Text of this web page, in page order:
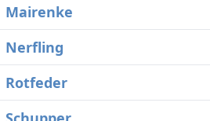
Mairenke
Nerfling
Rotfeder